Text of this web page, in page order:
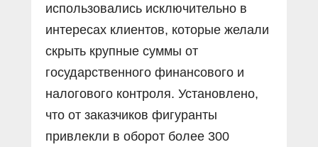
использовались исключительно в
интересах клиентов, которые желали
скрыть крупные суммы от
государственного финансового и
налогового контроля. Установлено,
что от заказчиков фигуранты
привлекли в оборот более 300